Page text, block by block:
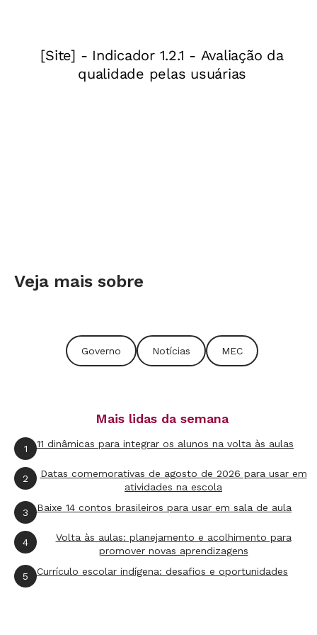
março, quando o então ministro Ricardo Vélez
Rodríguez exonerou Marcus Vinicius Rodrigues
presidente do Inep continuou vago
gabinete, o general Francisco Mamede de Brito
nacionais, incluindo o Exame Nacional do
medições como o Censo Escolar e da Educação
Superior. Há dúvidas que pesam sobre a
realização dos dois exames. No caso do Enem,
gráfica que fazia a impressão das provas pediu
falência. As provas estão marcadas para
acontecer em 3 e 10 de novembro.
Veja mais sobre
Governo Notícias MEC
Mais lidas da semana
1 11 dinâmicas para integrar os alunos na volta às aulas
2
Datas comemorativas de agosto de 2026 para usar em
atividades na escola
3 Baixe 14 contos brasileiros para usar em sala de aula
4
Volta às aulas: planejamento e acolhimento para
promover novas aprendizagens
5 Currículo escolar indígena: desafios e oportunidades